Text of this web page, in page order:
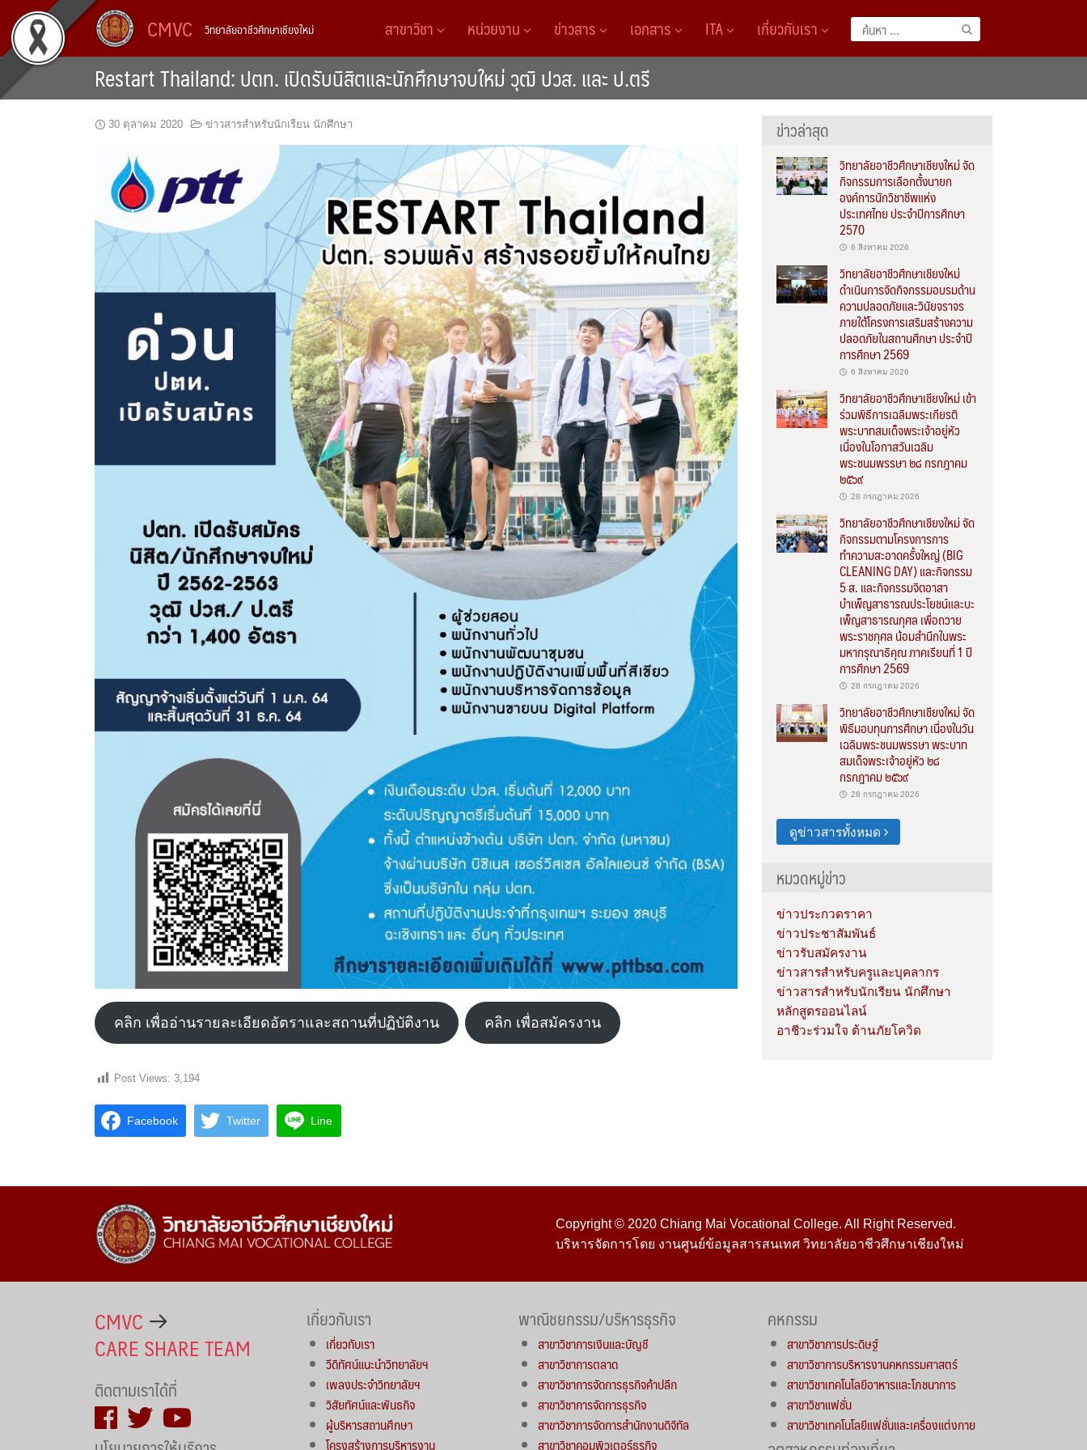
content
CMVC วิทยาลัยอาชีวศึกษาเชียงใหม่
ค้นหา
สำหรับ:
สาขาวิชา หน่วยงาน ข่าวสาร เอกสาร ITA เกี่ยวกับเรา
Restart Thailand: ปตท. เปิดรับนิสิตและนักศึกษาจบใหม่ วุฒิ ปวส. และ ป.ตรี
30 ตุลาคม 2020 ข่าวสารสำหรับนักเรียน นักศึกษา
คลิก เพื่ออ่านรายละเอียดอัตราและสถานที่ปฏิบัติงาน คลิก เพื่อสมัครงาน
Post Views: 3,194
Facebook Twitter Line
ข่าวล่าสุด
วิทยาลัยอาชีวศึกษาเชียงใหม่ จัด
กิจกรรมการเลือกตั้งนายก
องค์การนักวิชาชีพแห่ง
ประเทศไทย ประจำปีการศึกษา
2570
6 สิงหาคม 2026
วิทยาลัยอาชีวศึกษาเชียงใหม่
ดำเนินการจัดกิจกรรมอบรมด้าน
ความปลอดภัยและวินัยจราจร
ภายใต้โครงการเสริมสร้างความ
ปลอดภัยในสถานศึกษา ประจำปี
การศึกษา 2569
6 สิงหาคม 2026
วิทยาลัยอาชีวศึกษาเชียงใหม่ เข้า
ร่วมพิธีการเฉลิมพระเกียรติ
พระบาทสมเด็จพระเจ้าอยู่หัว
เนื่องในโอกาสวันเฉลิม
พระชนมพรรษา ๒๘ กรกฎาคม
๒๕๖๙
28 กรกฎาคม 2026
วิทยาลัยอาชีวศึกษาเชียงใหม่ จัด
กิจกรรมตามโครงการการ
ทำความสะอาดครั้งใหญ่ (BIG
CLEANING DAY) และกิจกรรม
5 ส. และกิจกรรมจิตอาสา
บำเพ็ญสาธารณประโยชน์และบะ
เพ็ญสาธารณกุศล เพื่อถวาย
พระราชกุศล น้อมสำนึกในพระ
มหากรุณาธิคุณ ภาคเรียนที่ 1 ปี
การศึกษา 2569
28 กรกฎาคม 2026
วิทยาลัยอาชีวศึกษาเชียงใหม่ จัด
พิธีมอบทุนการศึกษา เนื่องในวัน
เฉลิมพระชนมพรรษา พระบาท
สมเด็จพระเจ้าอยู่หัว ๒๘
กรกฎาคม ๒๕๖๙
28 กรกฎาคม 2026
ดูข่าวสารทั้งหมด
หมวดหมู่ข่าว
ข่าวประกวดราคา
ข่าวประชาสัมพันธ์
ข่าวรับสมัครงาน
ข่าวสารสำหรับครูและบุคลากร
ข่าวสารสำหรับนักเรียน นักศึกษา
หลักสูตรออนไลน์
อาชีวะร่วมใจ ต้านภัยโควิด
Copyright © 2020 Chiang Mai Vocational College. All Right Reserved.
บริหารจัดการโดย งานศูนย์ข้อมูลสารสนเทศ วิทยาลัยอาชีวศึกษาเชียงใหม่
CMVC
CARE SHARE TEAM
ติดตามเราได้ที่
เกี่ยวกับเรา
เกี่ยวกับเรา
วีดิทัศน์แนะนำวิทยาลัยฯ
เพลงประจำวิทยาลัยฯ
วิสัยทัศน์และพันธกิจ
ผู้บริหารสถานศึกษา
โครงสร้างการบริหารงาน
พาณิชยกรรม/บริหารธุรกิจ
สาขาวิชาการเงินและบัญชี
สาขาวิชาการตลาด
สาขาวิชาการจัดการธุรกิจค้าปลีก
สาขาวิชาการจัดการธุรกิจ
สาขาวิชาการจัดการสำนักงานดิจิทัล
สาขาวิชาคอมพิวเตอร์ธุรกิจ
คหกรรม
สาขาวิชาการประดิษฐ์
สาขาวิชาการบริหารงานคหกรรมศาสตร์
สาขาวิชาเทคโนโลยีอาหารและโภชนาการ
สาขาวิชาแฟชั่น
สาขาวิชาเทคโนโลยีแฟชั่นและเครื่องแต่งกาย